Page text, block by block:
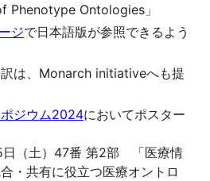
Phenotype Ontologies」
ジで日本語版が参照できるよう
は、Monarch initiativeへも提
ポジウム2024においてポスター
日（土）47番 第2部 「医療情
・共有に役立つ医療オントロ